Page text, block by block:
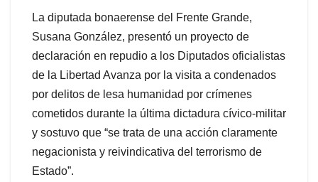
La diputada bonaerense del Frente Grande,
Susana González, presentó un proyecto de
declaración en repudio a los Diputados oficialistas
de la Libertad Avanza por la visita a condenados
por delitos de lesa humanidad por crímenes
cometidos durante la última dictadura cívico-militar
y sostuvo que “se trata de una acción claramente
negacionista y reivindicativa del terrorismo de
Estado”.